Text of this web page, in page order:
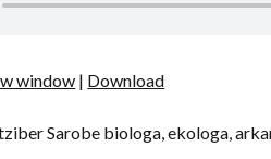
window | Download
Sarobe biologa, ekologa,